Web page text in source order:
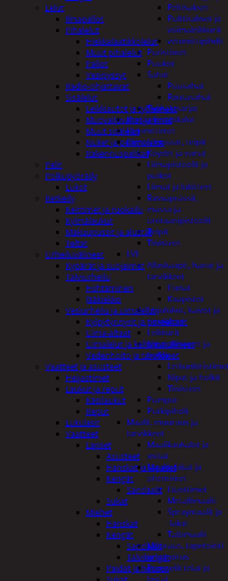
Peltisakset
Pulttisakset ja
voimaleikkurit
vetoniittipihdit
Puristimet
Puukot
Sahat
Puusahat
Rautasahat
Työkalusarjat
Korjaamotyökalut
Lämmittimet
Liimat, massat, teipit
Köydet ja narut
Liimapistoolit ja
puikot
Liimat ja lukitteet
Rasvaprässit,
massa ja
uretaanipistoolit
Teipit
Tiivisteet
LVI
Allaskaapit, hanat ja
tarvikkeet
Hanat
Kaapistot
Hajulukot, kaivot ja
tarvikkeet
Leikkurit
Nipat, liittimet ja
holkit
Nipat ja holkit
Tiivisteet
Pumput
Putkipihdit
Maalit, muuraus ja
tarvikkeet
Maalikaukalot ja -
astiat
Maalit, lakat ja
ohentimet
Liuottimet
Metallimaalit
Spraymaalit ja
-lakat
Talomaalit
Muuraus, tapetointi
ja laatoitus
Pensselit telat ja
Lelut
Ilmapallot
Pihalelut
Hiekkalaatikkolelut
Muut pihalelut
Pallot
Vesipyssyt
Radio-ohjattavat
Sisälelut
Leikkiautot ja työkoneet
Muovailuvahat ja limat
Muut sisälelut
Nuket ja pehmolelut
Rakennuspalikat
Pelit
Polkupyöräily
Lukot
Retkeily
Keittimet ja ruokailu
Kylmälaukut
Makuupussit ja alustat
Teltat
Urheiluvälineet
Kypärät ja suojaimet
Talviurheilu
Hiihtäminen
Jääkiekko
Vesiurheilu ja uimalelut
Kylpytynnyrit ja porealtaat
Uima-altaat
Uimalelut ja kelluntavälineet
Vedenhoito ja tarvikkeet
Vaatteet ja asusteet
Heijastimet
Laukut ja reput
Käsilaukut
Reput
Lukulasit
Vaatteet
Lapset
Asusteet
Hanskat ja lapaset
Kengät
Sandaalit
Sukat
Miehet
Hanskat
Kengät
Sandaalit
Talvikengät
Paidat ja housut